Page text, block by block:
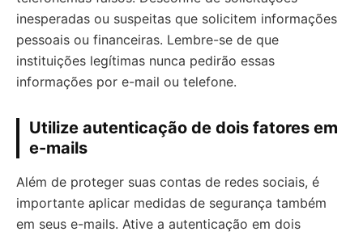
inesperadas ou suspeitas que solicitem informações
pessoais ou financeiras. Lembre-se de que
instituições legítimas nunca pedirão essas
informações por e-mail ou telefone.
Utilize autenticação de dois fatores em
e-mails
Além de proteger suas contas de redes sociais, é
importante aplicar medidas de segurança também
em seus e-mails. Ative a autenticação em dois